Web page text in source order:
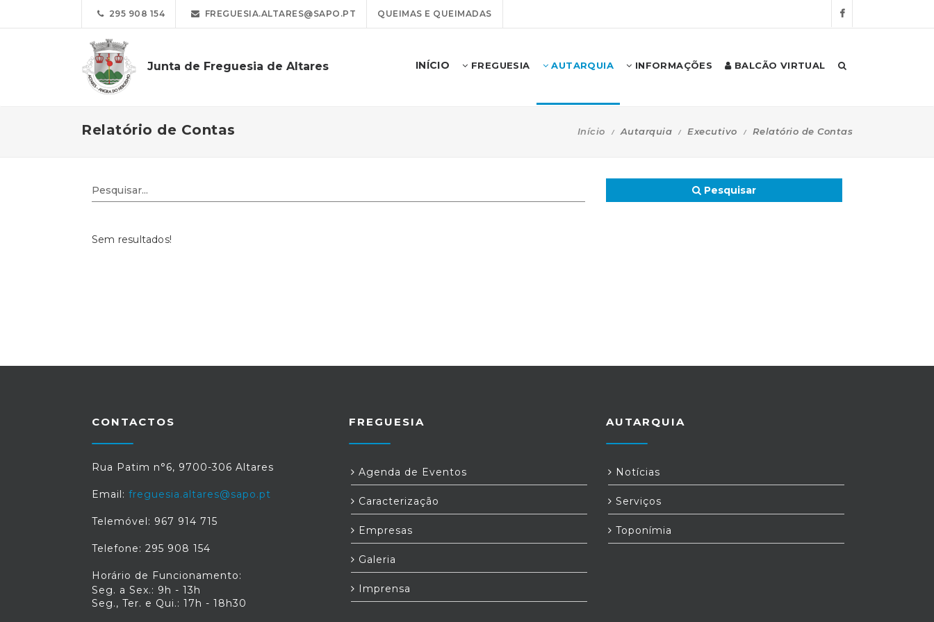
295 908 154 FREGUESIA.ALTARES@SAPO.PT QUEIMAS E QUEIMADAS
Junta de Freguesia de Altares INÍCIO FREGUESIA AUTARQUIA INFORMAÇÕES BALCÃO VIRTUAL
Relatório de Contas Início Autarquia Executivo Relatório de Contas
Pesquisar
Sem resultados!
CONTACTOS
Rua Patim n°6, 9700-306 Altares
Email: freguesia.altares@sapo.pt
Telemóvel: 967 914 715
Telefone: 295 908 154
Horário de Funcionamento:
Seg. a Sex.: 9h - 13h
Seg., Ter. e Qui.: 17h - 18h30
FREGUESIA
Agenda de Eventos
Caracterização
Empresas
Galeria
Imprensa
AUTARQUIA
Notícias
Serviços
Toponímia